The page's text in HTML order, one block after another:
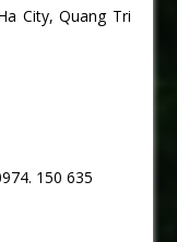
City, Quang Tri
150 635